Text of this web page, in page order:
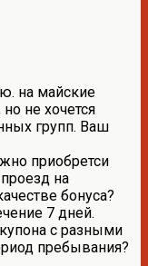
на майские
не хочется
групп. Ваш
приобретси
на
бонуса?
7 дней.
с разными
пребывания?